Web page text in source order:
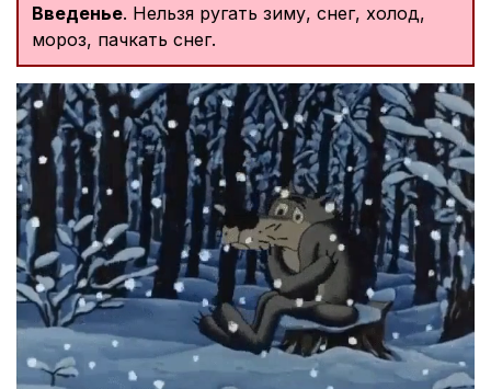
Введенье. Нельзя ругать зиму, снег, холод,
мороз, пачкать снег.